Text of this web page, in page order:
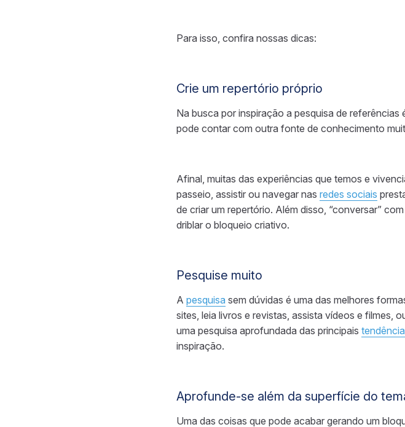
Para isso, confira nossas dicas:
Crie um repertório próprio
Na busca por inspiração a pesquisa de
pode contar com outra fonte de conhecimento
Afinal, muitas das experiências que temos e
passeio, assistir ou navegar nas redes sociais
de criar um repertório. Além disso, “conversar”
driblar o bloqueio criativo.
Pesquise muito
A pesquisa sem dúvidas é uma das melhores
sites, leia livros e revistas, assista vídeos e filmes,
uma pesquisa aprofundada das principais
inspiração.
Aprofunde-se além da superfície do
Uma das coisas que pode acabar gerando um